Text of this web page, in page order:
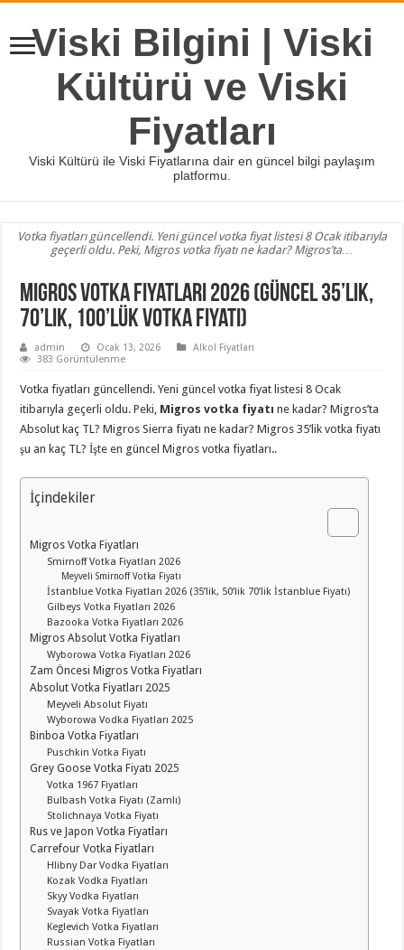
Viski Bilgini | Viski
Kültürü ve Viski
Fiyatları
Viski Kültürü ile Viski Fiyatlarına dair en güncel bilgi paylaşım
platformu.
Votka fiyatları güncellendi. Yeni güncel votka fiyat listesi 8 Ocak itibarıyla
geçerli oldu. Peki, Migros votka fiyatı ne kadar? Migros’ta…
Migros Votka Fiyatları 2026 (Güncel 35’lik,
70’lik, 100’lük Votka Fiyatı)
admin Ocak 13, 2026
Alkol Fiyatları
383 Görüntülenme
Votka fiyatları güncellendi. Yeni güncel votka fiyat listesi 8 Ocak
itibarıyla geçerli oldu. Peki, Migros votka fiyatı ne kadar? Migros’ta
Absolut kaç TL? Migros Sierra fiyatı ne kadar? Migros 35’lik votka fiyatı
şu an kaç TL? İşte en güncel Migros votka fiyatları..
İçindekiler
Migros Votka Fiyatları
Smirnoff Votka Fiyatları 2026
Meyveli Smirnoff Votka Fiyatı
İstanblue Votka Fiyatları 2026 (35’lik, 50’lik 70’lik İstanblue Fiyatı)
Gilbeys Votka Fiyatları 2026
Bazooka Votka Fiyatları 2026
Migros Absolut Votka Fiyatları
Wyborowa Votka Fiyatları 2026
Zam Öncesi Migros Votka Fiyatları
Absolut Votka Fiyatları 2025
Meyveli Absolut Fiyatı
Wyborowa Vodka Fiyatları 2025
Binboa Votka Fiyatları
Puschkin Votka Fiyatı
Grey Goose Votka Fiyatı 2025
Votka 1967 Fiyatları
Bulbash Votka Fiyatı (Zamlı)
Stolichnaya Votka Fiyatı
Rus ve Japon Votka Fiyatları
Carrefour Votka Fiyatları
Hlibny Dar Vodka Fiyatları
Kozak Vodka Fiyatları
Skyy Vodka Fiyatları
Svayak Votka Fiyatları
Keglevich Votka Fiyatları
Russian Votka Fiyatları